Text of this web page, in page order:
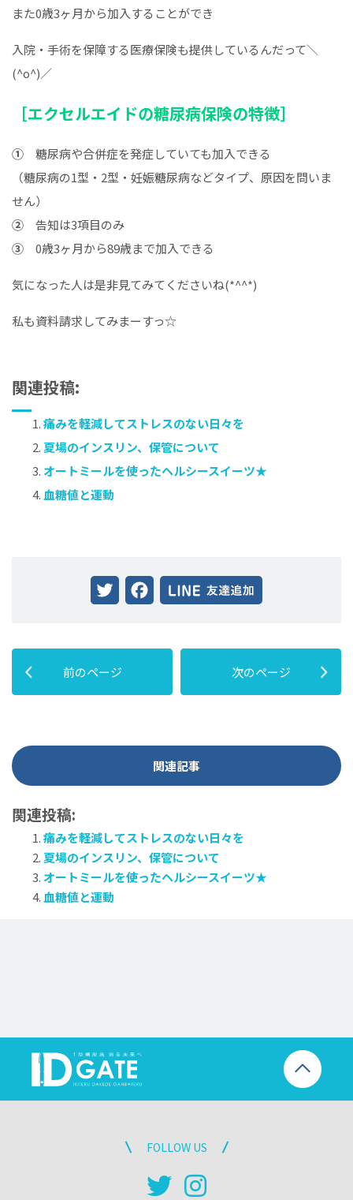
また0歳3ヶ月から加入することができ
入院・手術を保障する医療保険も提供しているんだって＼
(^o^)／
［エクセルエイドの糖尿病保険の特徴］
① 糖尿病や合併症を発症していても加入できる
（糖尿病の1型・2型・妊娠糖尿病などタイプ、原因を問いま
せん）
② 告知は3項目のみ
③ 0歳3ヶ月から89歳まで加入できる
気になった人は是非見てみてくださいね(*^^*)
私も資料請求してみまーすっ☆
関連投稿:
痛みを軽減してストレスのない日々を
夏場のインスリン、保管について
オートミールを使ったヘルシースイーツ★
血糖値と運動
前のページ 次のページ
関連記事
関連投稿:
痛みを軽減してストレスのない日々を
夏場のインスリン、保管について
オートミールを使ったヘルシースイーツ★
血糖値と運動
FOLLOW US